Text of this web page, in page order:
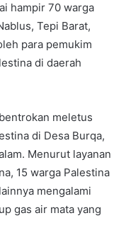
hampir 70 warga
Tepi Barat,
para pemukim
di daerah
meletus
di Desa Burqa,
Menurut layanan
15 warga Palestina
mengalami
gas air mata yang